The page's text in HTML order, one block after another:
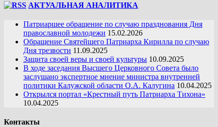
АКТУАЛЬНАЯ АНАЛИТИКА
Патриаршее обращение по случаю празднования Дня
православной молодежи 15.02.2026
Обращение Святейшего Патриарха Кирилла по случаю
Дня трезвости 11.09.2025
Защита своей веры и своей культуры 10.09.2025
В ходе заседания Высшего Церковного Совета было
заслушано экспертное мнение министра внутренней
политики Калужской области О.А. Калугина 10.04.2025
Открылся портал «Крестный путь Патриарха Тихона»
10.04.2025
Контакты